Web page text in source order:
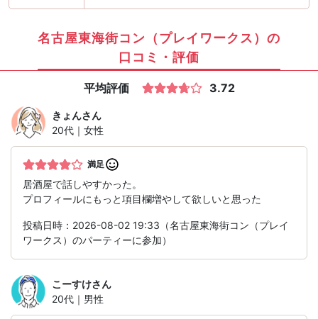
名古屋東海街コン（プレイワークス）の
口コミ・評価
平均評価 3.72
きょんさん
20代｜女性
満足
居酒屋で話しやすかった。
プロフィールにもっと項目欄増やして欲しいと思った
投稿日時：2026-08-02 19:33（名古屋東海街コン（プレイ
ワークス）のパーティーに参加）
こーすけさん
20代｜男性